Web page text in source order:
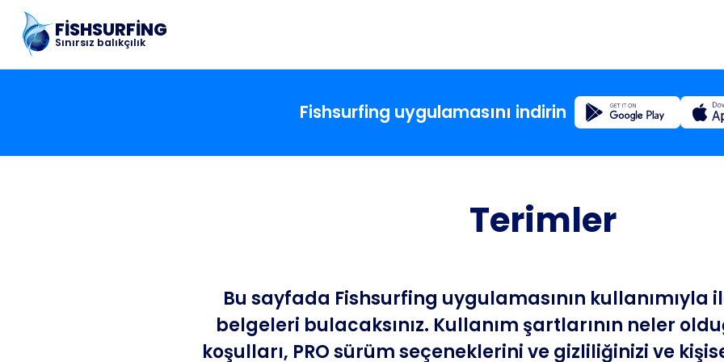
FISHSURFING
Sınırsız balıkçılık
Ev
Blog
Fishsurfing uygulamasını indirin
Terimler
Bu sayfada Fishsurfing uygulamasının kullanımıyla
belgeleri bulacaksınız. Kullanım şartlarının neler
koşulları, PRO sürüm seçeneklerini ve gizliliğinizi ve